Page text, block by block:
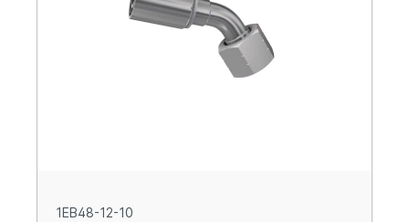
1EB48-12-10